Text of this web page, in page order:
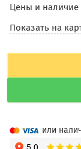
Цены и наличие
Показать на
или